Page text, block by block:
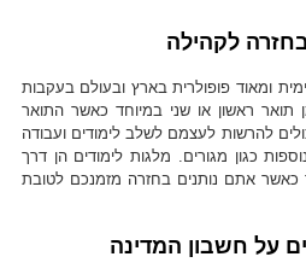
לקהילה
ומאוד פופולרית בארץ ובעולם בעקבות
ראשון או שני במיוחד כאשר התואר
כולם יכולים להרשות לעצמם לשלב לימודים ועבודה
כגון מגורים. מלגות לימודים הן דרך
כאשר אתם נותנים בחזרה מזמנכם לטובת
על חשבון המדינה